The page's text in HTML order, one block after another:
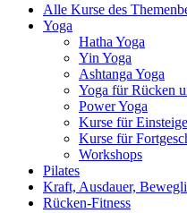
Alle Kurse des
Yoga
Hatha Yoga
Yin Yoga
Ashtanga Yoga
Yoga für Rücken
Power Yoga
Kurse für
Kurse für
Workshops
Pilates
Kraft, Ausdauer,
Rücken-Fitness